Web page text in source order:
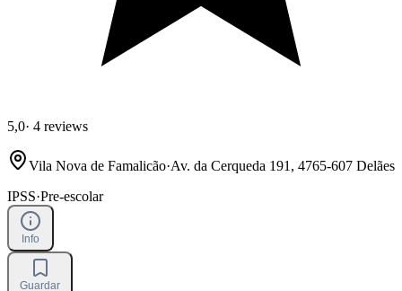
5,0· 4 reviews
Vila Nova de Famalicão·Av. da Cerqueda 191, 4765-607 Delães
IPSS·Pre-escolar
Info
Guardar